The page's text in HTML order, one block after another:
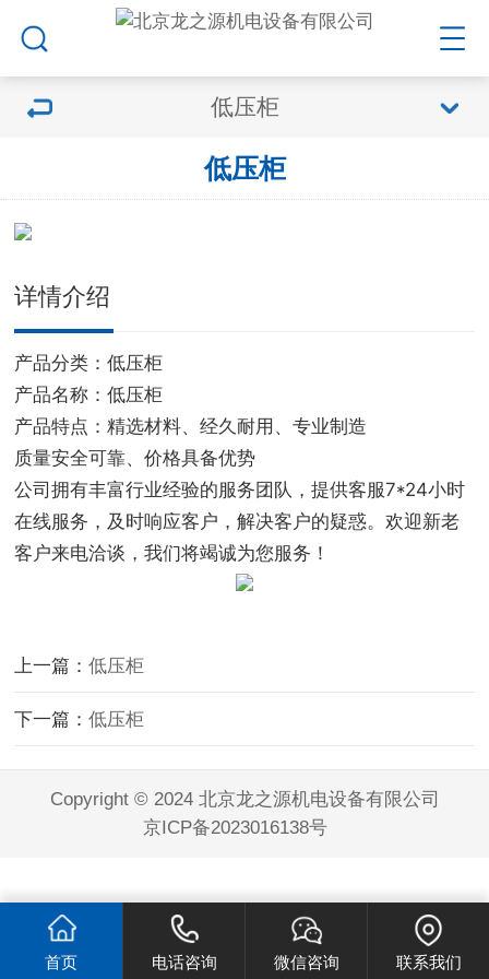
低压柜
低压柜
详情介绍
产品分类：低压柜
产品名称：低压柜
产品特点：精选材料、经久耐用、专业制造
质量安全可靠、价格具备优势
公司拥有丰富行业经验的服务团队，提供客服7*24小时
在线服务，及时响应客户，解决客户的疑惑。欢迎新老
客户来电洽谈，我们将竭诚为您服务！
上一篇：低压柜
下一篇：低压柜
Copyright © 2024 北京龙之源机电设备有限公司
京ICP备2023016138号
首页 电话咨询 微信咨询 联系我们